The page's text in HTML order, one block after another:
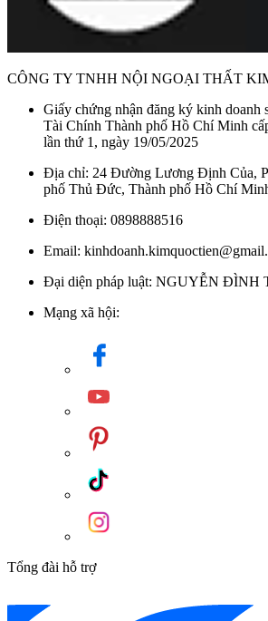
Chăm sóc trẻ em: Giặt kỹ hơn để quần
Đồ Jeans: Chương trình giặt riêng cho
gối.
Vải màu: Giặt vải sáng màu, tránh phai
Chế độ vắt: Chỉ thực hiện chức năng
phòng và nước xả.
Chế độ xả và vắt: Chỉ thực hiện chức
Len: Giặt vải len theo nhiệt độ và lượng
Vải nhạy cảm: Giặt nhẹ nhàng các loại
gian ngắn.
Đồ thể thao: Giặt quần áo thể thao.
Giặt tay: Giặt quần áo ít bẩn bằng nước
Chương trình giặt ưa thích: Lưu lại
thường xuyên sử dụng.
Với khối lượng giặt 8kg, máy giặt
lựa chọn lý tưởng cho các gia đình có từ 5
giúp bạn thoải mái giặt giũ quần áo, chăn
dàng.
CÔNG TY TNHH NỘI NGOẠI THẤT
Giấy chứng nhận đăng ký kinh doanh
Tài Chính Thành phố Hồ Chí Minh
lần thứ 1, ngày 19/05/2025
Địa chỉ: 24 Đường Lương Định Của,
phố Thủ Đức, Thành phố Hồ Chí
Điện thoại: 0898888516
Email:
Đại diện pháp luật: NGUYỄN ĐÌNH
Mạng xã hội:
Tổng đài hỗ trợ